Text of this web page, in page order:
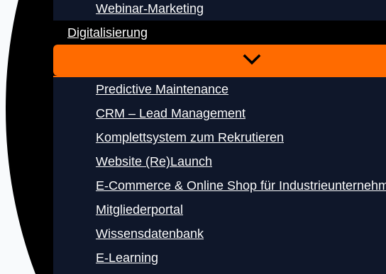
Webinar-Marketing
Digitalisierung
Predictive Maintenance
CRM – Lead Management
Komplettsystem zum Rekrutieren
Website (Re)Launch
E‑Commerce & Online Shop für
Mitgliederportal
Wissensdatenbank
E‑Learning